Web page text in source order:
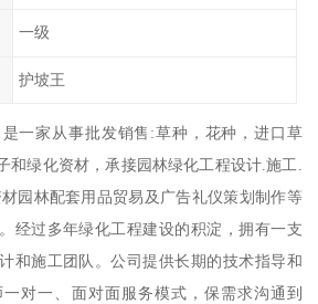
一级
护坡王
一家从事批发销售:草种，花种，进口草
和绿化资材，承接园林绿化工程设计.施工.
园林配套用品贸易及广告礼仪策划制作等
经过多年绿化工程建设的积淀，拥有一支
和施工团队。公司提供长期的技术指导和
对一、面对面服务模式，保需求沟通到